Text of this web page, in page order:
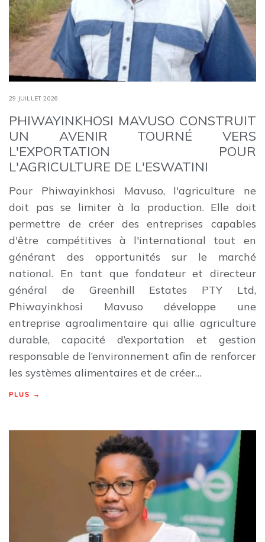
29 JUILLET 2026
PHIWAYINKHOSI MAVUSO CONSTRUIT
UN AVENIR TOURNÉ VERS
L'EXPORTATION POUR
L'AGRICULTURE DE L'ESWATINI
Pour Phiwayinkhosi Mavuso, l'agriculture ne
doit pas se limiter à la production. Elle doit
permettre de créer des entreprises capables
d'être compétitives à l'international tout en
générant des opportunités sur le marché
national. En tant que fondateur et directeur
général de Greenhill Estates PTY Ltd,
Phiwayinkhosi Mavuso développe une
entreprise agroalimentaire qui allie agriculture
durable, capacité d’exportation et gestion
responsable de l’environnement afin de renforcer
les systèmes alimentaires et de créer…
PLUS →